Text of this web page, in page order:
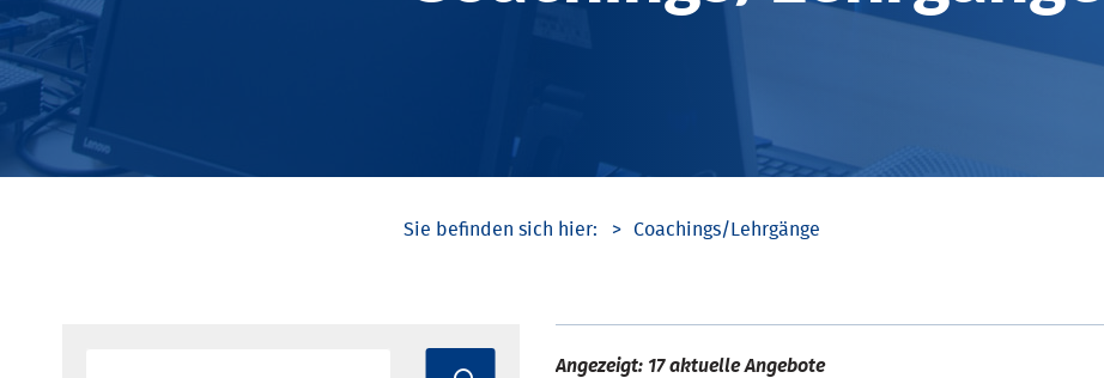
Coachings/­Lehrgänge
Angezeigt: 17 aktuelle Angebote